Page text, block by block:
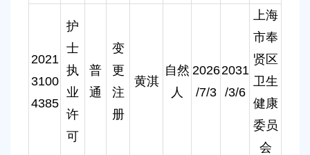
2021
3100
4385
护
士
执
业
许
可
普
通
变
更
注
册
黄淇
自然
人
2026
/7/3
2031
/3/6
上海
市奉
贤区
卫生
健康
委员
会